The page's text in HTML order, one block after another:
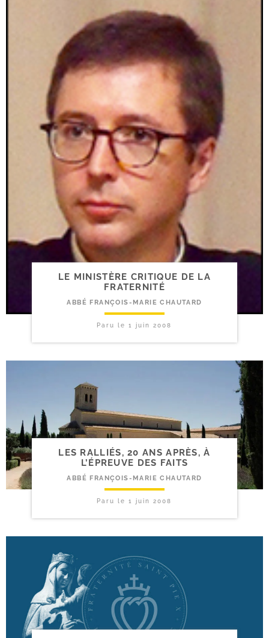
LE MINISTÈRE CRITIQUE DE LA
FRATERNITÉ
ABBÉ FRANÇOIS-MARIE CHAUTARD
Paru le1 juin 2008
LES RALLIÉS, 20 ANS APRÈS, À
L’ÉPREUVE DES FAITS
ABBÉ FRANÇOIS-MARIE CHAUTARD
Paru le1 juin 2008